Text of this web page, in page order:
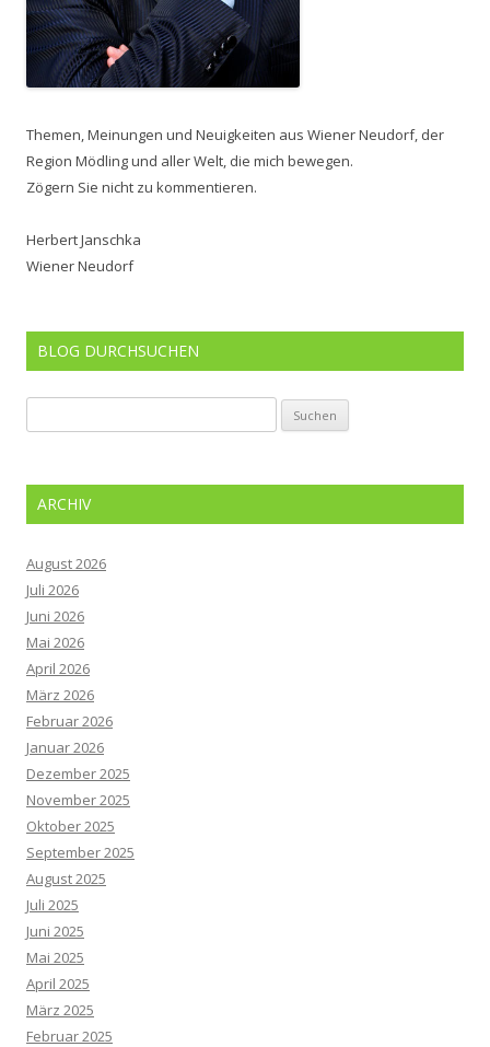
Themen, Meinungen und Neuigkeiten aus Wiener Neudorf, der
Region Mödling und aller Welt, die mich bewegen.
Zögern Sie nicht zu kommentieren.
Herbert Janschka
Wiener Neudorf
BLOG DURCHSUCHEN
nach:
ARCHIV
August 2026
Juli 2026
Juni 2026
Mai 2026
April 2026
März 2026
Februar 2026
Januar 2026
Dezember 2025
November 2025
Oktober 2025
September 2025
August 2025
Juli 2025
Juni 2025
Mai 2025
April 2025
März 2025
Februar 2025